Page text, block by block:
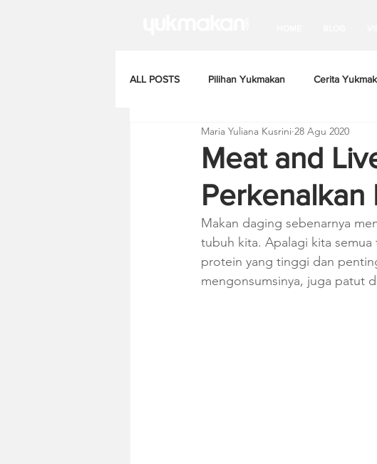
ALL POSTS Pilihan Yukmakan Cerita
Meat and
Perkenalkan
Maria Yuliana Kusrini 28 Agu 2020
Makan daging sebenarnya
tubuh kita. Apalagi kita
protein yang tinggi dan
mengonsumsinya, juga patut